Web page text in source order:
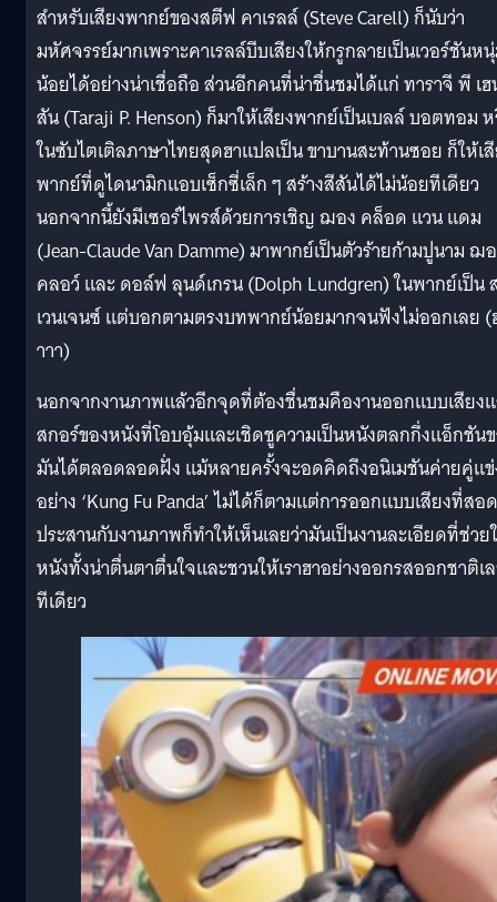
สำหรับเสียงพากย์ของสตีฟ คาเรลล์ (Steve Carell) ก็นับว่า
มหัศจรรย์มากเพราะคาเรลล์บีบเสียงให้กรูกลายเป็นเวอร์ชันห
น้อยได้อย่างน่าเชื่อถือ ส่วนอีกคนที่น่าชื่นชมได้แก่ ทาราจี พี เ
สัน (Taraji P. Henson) ก็มาให้เสียงพากย์เป็นเบลล์ บอตทอม
ในซับไตเติลภาษาไทยสุดฮาแปลเป็น ขาบานสะท้านซอย ก็ให้เ
พากย์ที่ดูไดนามิกแอบเซ็กซี่เล็ก ๆ สร้างสีสันได้ไม่น้อยทีเดียว
นอกจากนี้ยังมีเซอร์ไพรส์ด้วยการเชิญ ฌอง คล็อด แวน แดม
(Jean-Claude Van Damme) มาพากย์เป็นตัวร้ายก้ามปูนาม ฌ
คลอว์ และ ดอล์ฟ ลุนด์เกรน (Dolph Lundgren) ในพากย์เป็น
เวนเจนซ์ แต่บอกตามตรงบทพากย์น้อยมากจนฟังไม่ออกเลย (
าาา)
นอกจากงานภาพแล้วอีกจุดที่ต้องชื่นชมคืองานออกแบบเสียง
สกอร์ของหนังที่โอบอุ้มและเชิดชูความเป็นหนังตลกกึ่งแอ็กชัน
มันได้ตลอดลอดฝั่ง แม้หลายครั้งจะอดคิดถึงอนิเมชันค่ายคู่แ
อย่าง ‘Kung Fu Panda’ ไม่ได้ก็ตามแต่การออกแบบเสียงที่สอด
ประสานกับงานภาพก็ทำให้เห็นเลยว่ามันเป็นงานละเอียดที่ช่วย
หนังทั้งน่าตื่นตาตื่นใจและชวนให้เราฮาอย่างออกรสออกชาติเ
ทีเดียว